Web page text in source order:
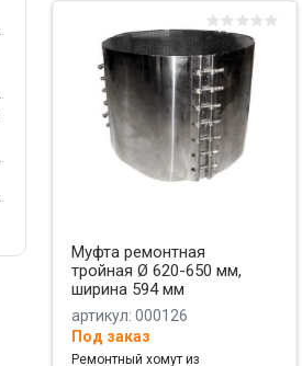
Муфта ремонтная
тройная Ø 620-650 мм,
ширина 594 мм
артикул: 000126
Под заказ
Ремонтный хомут из